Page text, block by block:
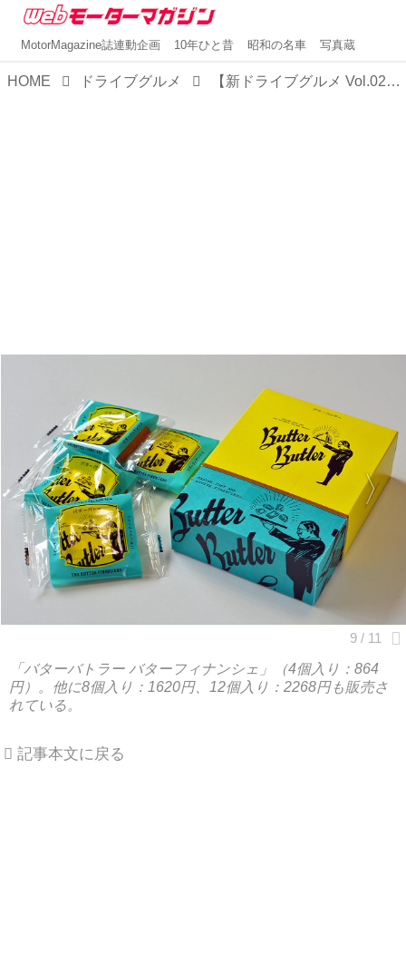
MotorMagazine誌連動企画 10年ひと昔 昭和の名車 写真蔵
HOME ドライブグルメ 【新ドライブグルメ Vol.02】東北道・羽生PA（下り）のテイクアウトメニューとおみやげ
「バターバトラー バターフィナンシェ」（4個入り：864
円）。他に8個入り：1620円、12個入り：2268円も販売さ
れている。
記事本文に戻る